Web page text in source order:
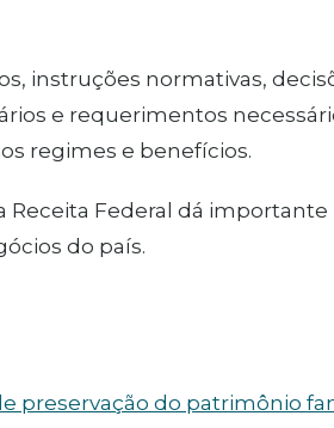
instruções normativas,
e requerimentos
regimes e benefícios.
Receita Federal dá importante
do país.
preservação do patrimônio